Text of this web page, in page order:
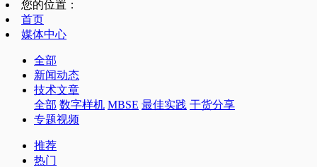
您的位置：
首页
媒体中心
全部
新闻动态
技术文章
全部 数字样机 MBSE 最佳实践 干货分享
专题视频
推荐
热门